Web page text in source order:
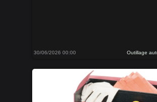
30/06/2026 00:00 Outillage